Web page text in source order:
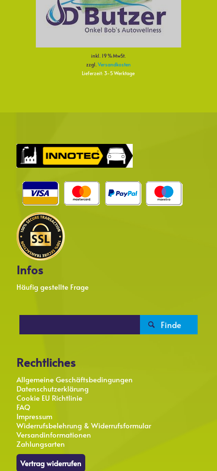
inkl. 19 % MwSt.
zzgl. Versandkosten
Lieferzeit:3-5 Werktage
Infos
Häufig gestellte Frage

Rechtliches
Allgemeine Geschäftsbedingungen
Datenschutzerklärung
Cookie EU Richtlinie
FAQ
Impressum
Widerrufsbelehrung & Widerrufsformular
Versandinformationen
Zahlungsarten
Vertrag widerrufen